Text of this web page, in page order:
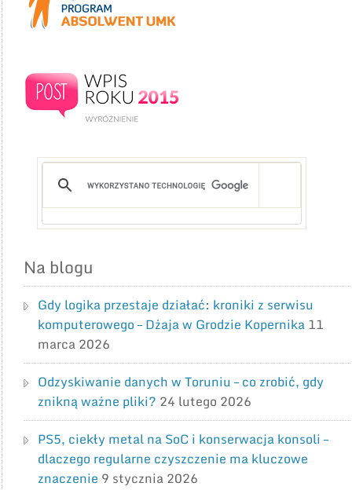
Na blogu
Gdy logika przestaje działać: kroniki z serwisu
komputerowego – Dżaja w Grodzie Kopernika11
marca 2026
Odzyskiwanie danych w Toruniu – co zrobić, gdy
znikną ważne pliki? 24 lutego 2026
PS5, ciekły metal na SoC i konserwacja konsoli –
dlaczego regularne czyszczenie ma kluczowe
znaczenie 9 stycznia 2026